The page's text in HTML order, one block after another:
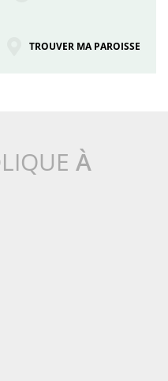
TROUVER MA PAROISSE
À